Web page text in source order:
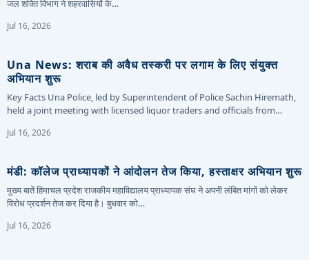
जल शक्ति विभाग ने शहरवासियों के…
Jul 16, 2026
Una News: शराब की अवैध तस्करी पर लगाम के लिए संयुक्त
अभियान शुरू
Key Facts Una Police, led by Superintendent of Police Sachin Hiremath,
held a joint meeting with licensed liquor traders and officials from…
Jul 16, 2026
मंडी: कॉलेज प्राध्यापकों ने आंदोलन तेज किया, हस्ताक्षर अभियान शुरू
मुख्य बातें हिमाचल प्रदेश राजकीय महाविद्यालय प्राध्यापक संघ ने अपनी लंबित मांगों को लेकर
विरोध प्रदर्शन तेज कर दिया है। बुधवार को…
Jul 16, 2026